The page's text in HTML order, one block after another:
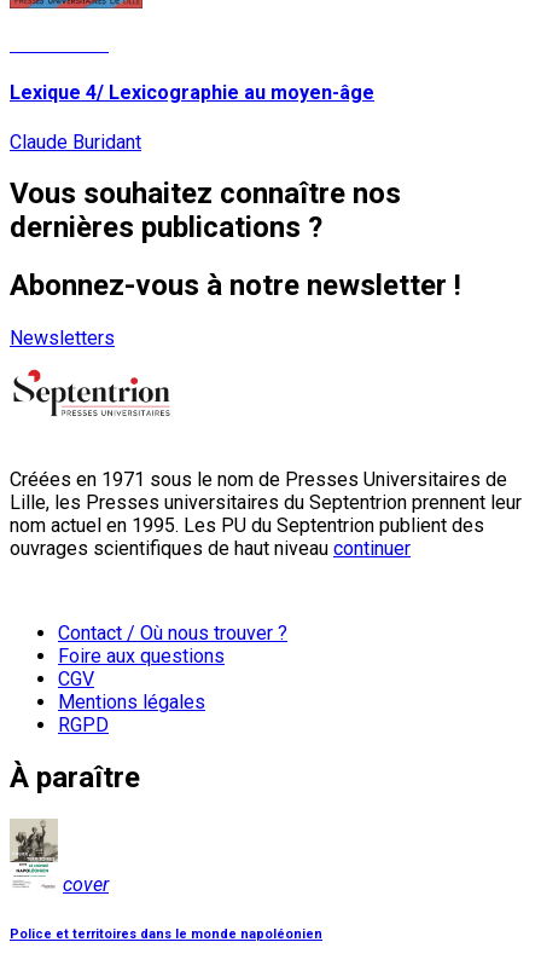
Lexique 4/ Lexicographie au moyen-âge
Claude Buridant
Vous souhaitez connaître nos
dernières publications ?
Abonnez-vous à notre newsletter !
Newsletters
Créées en 1971 sous le nom de Presses Universitaires de
Lille, les Presses universitaires du Septentrion prennent leur
nom actuel en 1995. Les PU du Septentrion publient des
ouvrages scientifiques de haut niveau continuer
Contact / Où nous trouver ?
Foire aux questions
CGV
Mentions légales
RGPD
À paraître
cover
Police et territoires dans le monde napoléonien